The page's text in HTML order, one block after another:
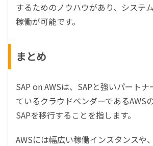
するためのノウハウがあり、システ
稼働が可能です。
まとめ
SAP on AWSは、SAPと強いパート
ているクラウドベンダーであるAWS
SAPを移行することを指します。
AWSには幅広い稼働インスタンスや